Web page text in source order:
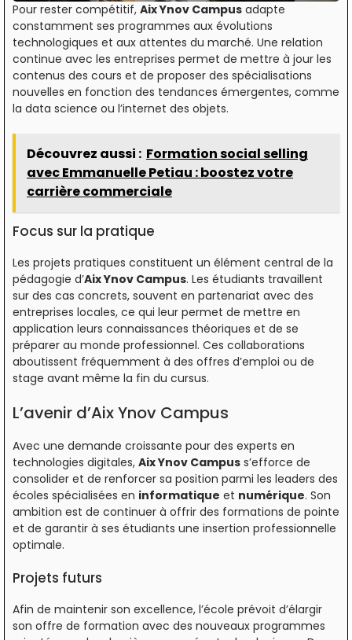
Pour rester compétitif, Aix Ynov Campus adapte
constamment ses programmes aux évolutions
technologiques et aux attentes du marché. Une relation
continue avec les entreprises permet de mettre à jour les
contenus des cours et de proposer des spécialisations
nouvelles en fonction des tendances émergentes, comme
la data science ou l’internet des objets.
Découvrez aussi : Formation social selling
avec Emmanuelle Petiau : boostez votre
carrière commerciale
Focus sur la pratique
Les projets pratiques constituent un élément central de la
pédagogie d’Aix Ynov Campus. Les étudiants travaillent
sur des cas concrets, souvent en partenariat avec des
entreprises locales, ce qui leur permet de mettre en
application leurs connaissances théoriques et de se
préparer au monde professionnel. Ces collaborations
aboutissent fréquemment à des offres d’emploi ou de
stage avant même la fin du cursus.
L’avenir d’Aix Ynov Campus
Avec une demande croissante pour des experts en
technologies digitales, Aix Ynov Campus s’efforce de
consolider et de renforcer sa position parmi les leaders des
écoles spécialisées en informatique et numérique. Son
ambition est de continuer à offrir des formations de pointe
et de garantir à ses étudiants une insertion professionnelle
optimale.
Projets futurs
Afin de maintenir son excellence, l’école prévoit d’élargir
son offre de formation avec des nouveaux programmes